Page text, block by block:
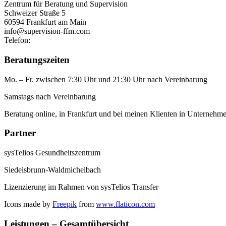
Zentrum für Beratung und Supervision
Schweizer Straße 5
60594 Frankfurt am Main
info@supervision-ffm.com
Telefon:
Beratungszeiten
Mo. – Fr. zwischen 7:30 Uhr und 21:30 Uhr nach Vereinbarung
Samstags nach Vereinbarung
Beratung online, in Frankfurt und bei meinen Klienten in
Partner
sysTelios Gesundheitszentrum
Siedelsbrunn-Waldmichelbach
Lizenzierung im Rahmen von sysTelios Transfer
Icons made by Freepik from www.flaticon.com
Leistungen – Gesamtübersicht